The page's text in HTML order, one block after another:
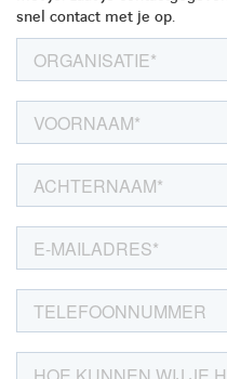
snel contact met je op.